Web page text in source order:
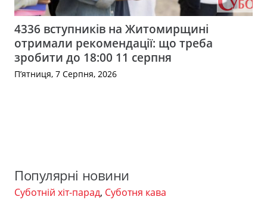
4336 вступників на Житомирщині
отримали рекомендації: що треба
зробити до 18:00 11 серпня
П’ятниця, 7 Серпня, 2026
Популярні новини
Суботній хіт-парад, Суботня кава